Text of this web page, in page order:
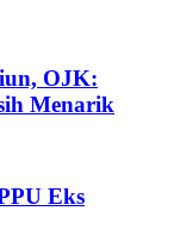
OJK:
Menarik
Eks